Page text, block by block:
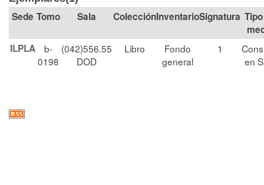
Tomo Sala Colección Signatura
ILPLA
b-
0198
(042)556.55
DOD
Libro
Fondo
general
1
en